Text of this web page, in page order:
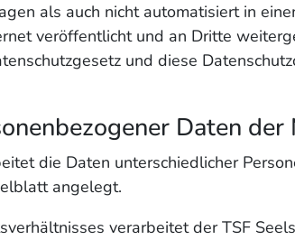
als auch nicht automatisiert in
veröffentlicht und an Dritte
und diese
Daten
die Daten unterschiedlicher
angelegt.
verarbeitet der TSF